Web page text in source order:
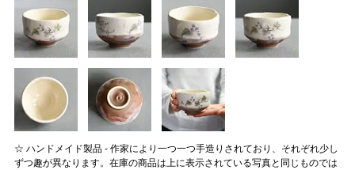
☆ ハンドメイド製品 - 作家により一つ一つ手造りされており、それぞれ少し
ずつ趣が異なります。在庫の商品は上に表示されている写真と同じものでは